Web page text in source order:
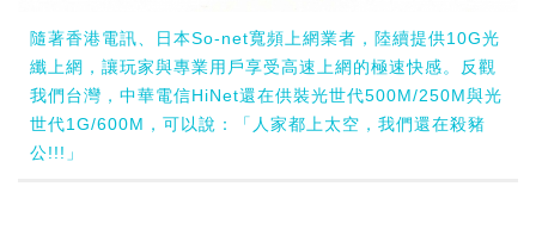
隨著香港電訊、日本So-net寬頻上網業者，陸續提供10G光
纖上網，讓玩家與專業用戶享受高速上網的極速快感。反觀
我們台灣，中華電信HiNet還在供裝光世代500M/250M與光
世代1G/600M，可以說：「人家都上太空，我們還在殺豬
公!!!」